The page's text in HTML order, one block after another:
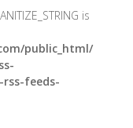
is
public_html/
feeds-